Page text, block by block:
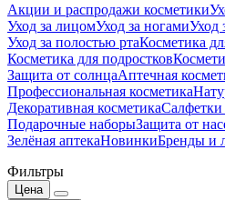
Акции и распродажи косметики
Уход за лицомУход за ногамиУход
Уход за полостью ртаКосметика
Косметика для подростков
Защита от солнцаАптечная
Профессиональная косметика
Декоративная косметика
Подарочные наборыЗащита от
Зелёная аптекаНовинкиБренды и
Фильтры
Цена